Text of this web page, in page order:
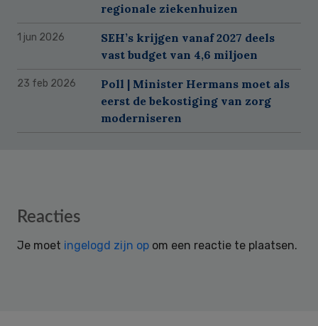
regionale ziekenhuizen
1 jun 2026
SEH’s krijgen vanaf 2027 deels
vast budget van 4,6 miljoen
23 feb 2026
Poll | Minister Hermans moet als
eerst de bekostiging van zorg
moderniseren
Reader
Reacties
Je moet ingelogd zijn op om een reactie te plaatsen.